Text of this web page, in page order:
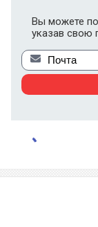
Вы можете
указав свою